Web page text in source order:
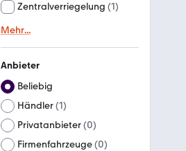
Zentralverriegelung (1)
Mehr...
Anbieter
Beliebig
Händler(1)
Privatanbieter(0)
Firmenfahrzeuge(0)